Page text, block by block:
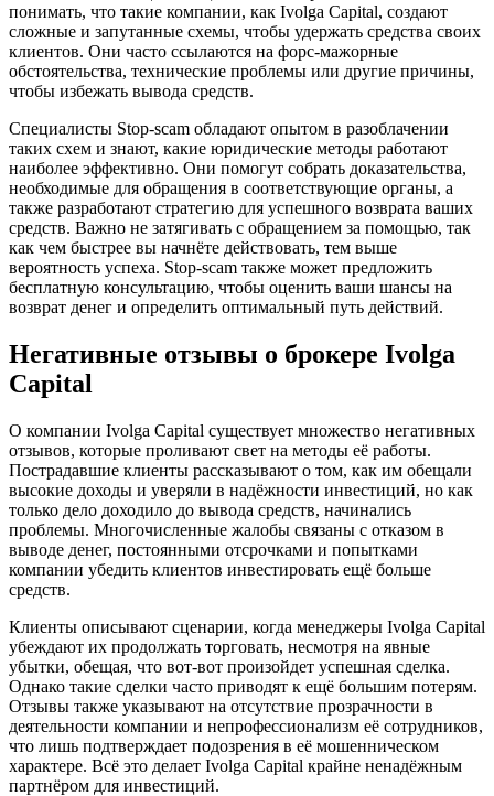
понимать, что такие компании, как Ivolga Capital, создают
сложные и запутанные схемы, чтобы удержать средства своих
клиентов. Они часто ссылаются на форс-мажорные
обстоятельства, технические проблемы или другие причины,
чтобы избежать вывода средств.
Специалисты Stop-scam обладают опытом в разоблачении
таких схем и знают, какие юридические методы работают
наиболее эффективно. Они помогут собрать доказательства,
необходимые для обращения в соответствующие органы, а
также разработают стратегию для успешного возврата ваших
средств. Важно не затягивать с обращением за помощью, так
как чем быстрее вы начнёте действовать, тем выше
вероятность успеха. Stop-scam также может предложить
бесплатную консультацию, чтобы оценить ваши шансы на
возврат денег и определить оптимальный путь действий.
Негативные отзывы о брокере Ivolga
Capital
О компании Ivolga Capital существует множество негативных
отзывов, которые проливают свет на методы её работы.
Пострадавшие клиенты рассказывают о том, как им обещали
высокие доходы и уверяли в надёжности инвестиций, но как
только дело доходило до вывода средств, начинались
проблемы. Многочисленные жалобы связаны с отказом в
выводе денег, постоянными отсрочками и попытками
компании убедить клиентов инвестировать ещё больше
средств.
Клиенты описывают сценарии, когда менеджеры Ivolga Capital
убеждают их продолжать торговать, несмотря на явные
убытки, обещая, что вот-вот произойдет успешная сделка.
Однако такие сделки часто приводят к ещё большим потерям.
Отзывы также указывают на отсутствие прозрачности в
деятельности компании и непрофессионализм её сотрудников,
что лишь подтверждает подозрения в её мошенническом
характере. Всё это делает Ivolga Capital крайне ненадёжным
партнёром для инвестиций.